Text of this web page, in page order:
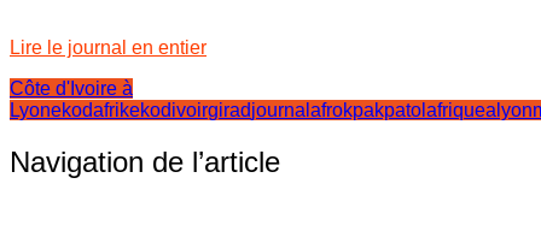
Lire le journal en entier
Côte d'Ivoire à
Lyonekodafrikekodivoirgiradjournalafrokpakpato lafriquealyon
Navigation de l’article